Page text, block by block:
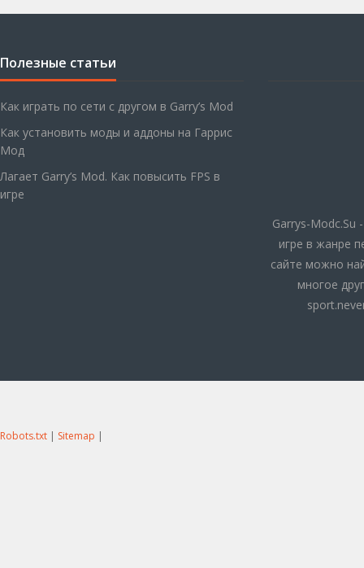
Полезные статьи
Как играть по сети с другом в Garry’s Mod
Как установить моды и аддоны на Гаррис
Мод
Лагает Garry’s Mod. Как повысить FPS в
игре
Garrys-Modc.Su
игре в жанре
сайте можно
многое
Robots.txt | Sitemap |